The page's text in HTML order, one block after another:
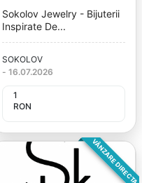
Sokolov Jewelry - Bijuterii
Inspirate De...
SOKOLOV
- 16.07.2026
1
RON
VÂNZARE DIRECTA